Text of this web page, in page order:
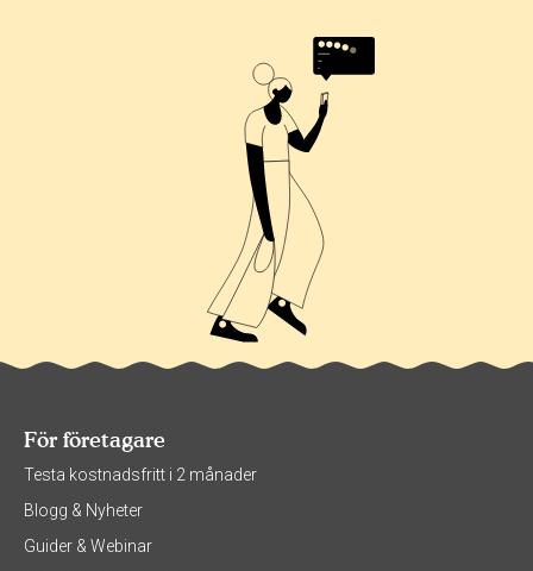
För företagare
Testa kostnadsfritt i 2 månader
Blogg & Nyheter
Guider & Webinar